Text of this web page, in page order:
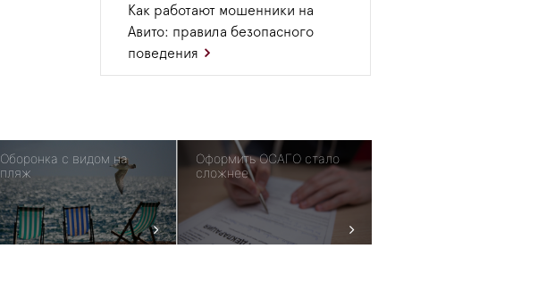
Как работают мошенники на
Авито: правила безопасного
поведения
Оборонка с видом на
пляж
Оформить ОСАГО стало
сложнее